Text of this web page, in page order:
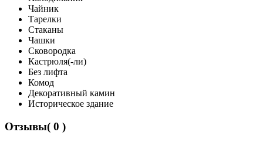
Чайник
Тарелки
Стаканы
Чашки
Сковородка
Кастрюля(-ли)
Без лифта
Комод
Декоративный камин
Историческое здание
Отзывы( 0 )